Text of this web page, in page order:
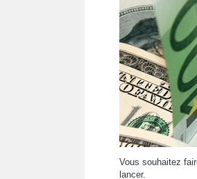
Vous souhaitez
lancer.